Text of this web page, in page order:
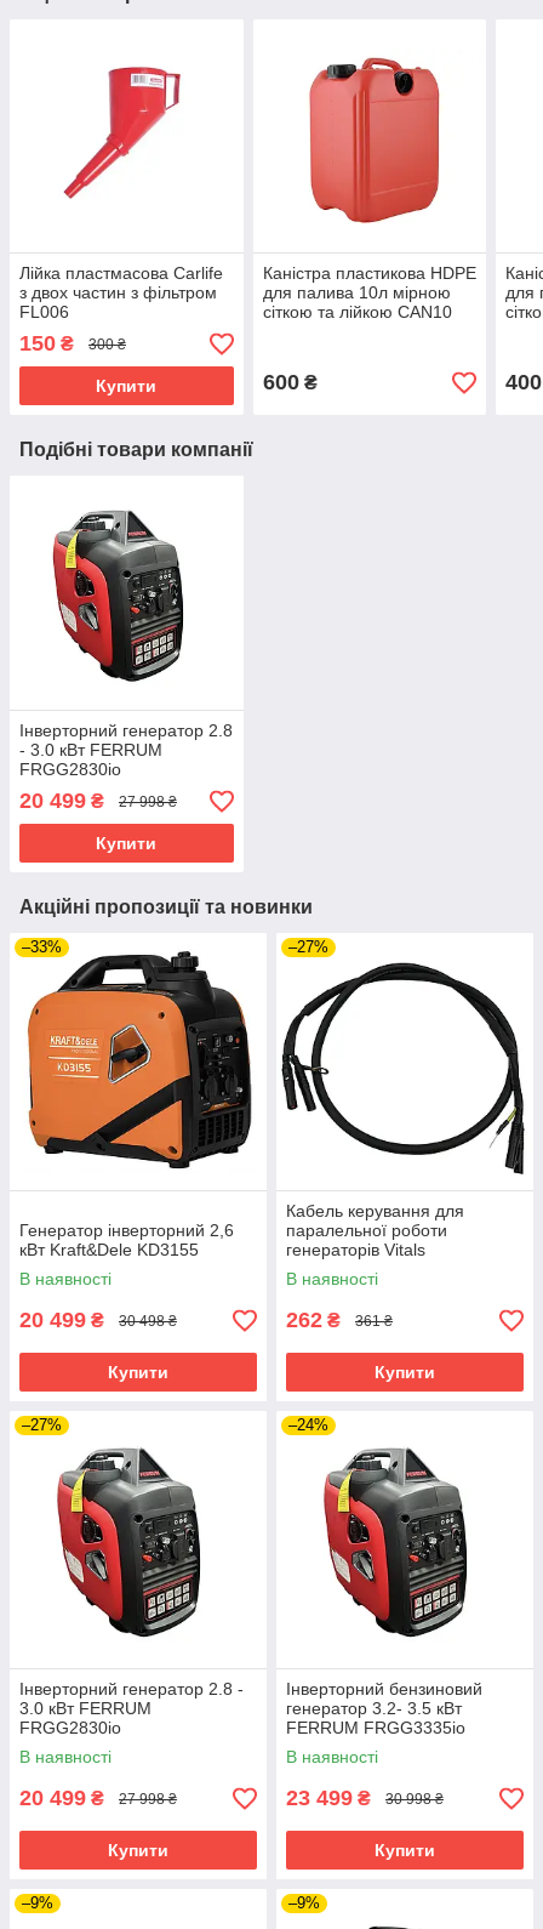
Лійка пластмасова Carlife
з двох частин з фільтром
FL006
150 ₴ 300 ₴
Купити
Каністра пластикова HDPE
для палива 10л мірною
сіткою та лійкою CAN10
600₴
для
400
Подібні товари компанії
Інверторний генератор 2.8
- 3.0 кВт FERRUM
FRGG2830io
20 499 ₴ 27 998 ₴
Купити
Акційні пропозиції та новинки
–33%
Генератор інверторний 2,6
кВт Kraft&Dele KD3155
В наявності
20 499 ₴ 30 498 ₴
Купити
–27%
Кабель керування для
паралельної роботи
генераторів Vitals
В наявності
262 ₴ 361 ₴
Купити
–27%
Інверторний генератор 2.8 -
3.0 кВт FERRUM
FRGG2830io
В наявності
20 499 ₴ 27 998 ₴
Купити
–24%
Інверторний бензиновий
генератор 3.2- 3.5 кВт
FERRUM FRGG3335io
В наявності
23 499 ₴ 30 998 ₴
Купити
–9% –9%